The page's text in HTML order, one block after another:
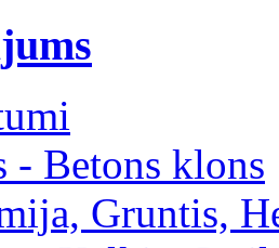
- Betons klons
Gruntis,